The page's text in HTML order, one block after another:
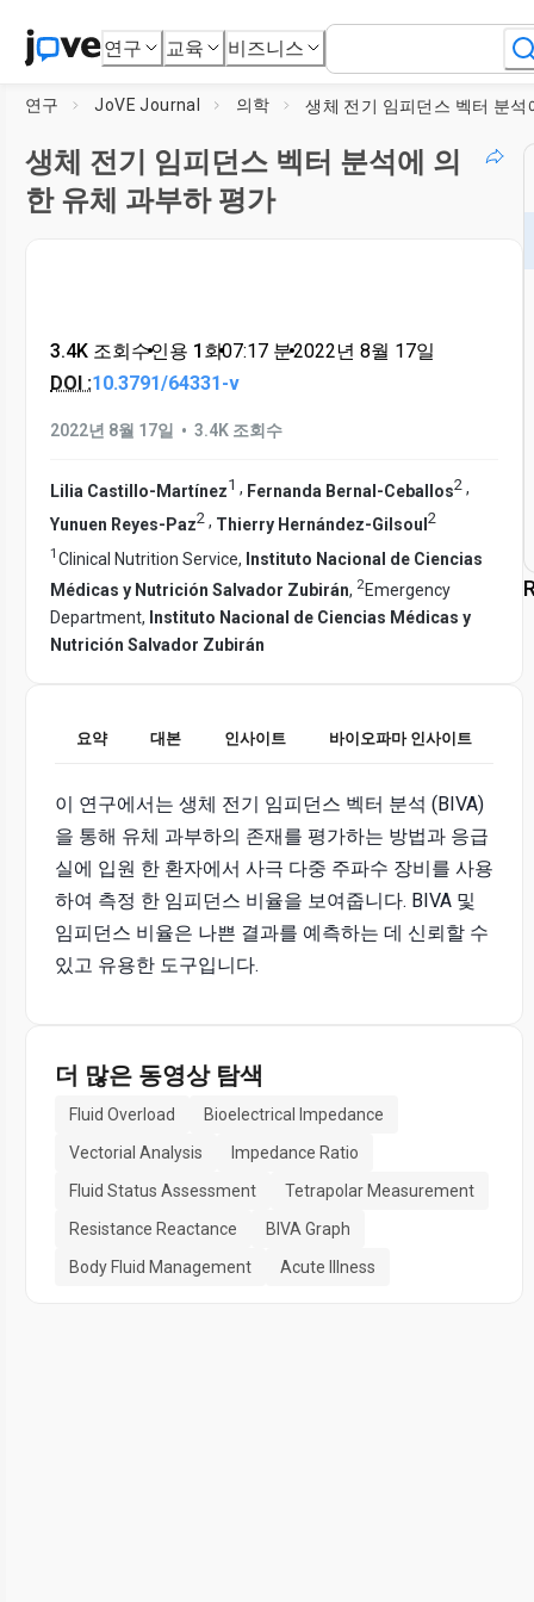
연구 교육 비즈니스
연구 JoVE Journal 의학
생체 전기 임피던스 벡터 분석에 의
한 유체 과부하 평가
3.4K 조회수•인용 1회•07:17 분•2022년 8월 17일
DOI :10.3791/64331-v
2022년 8월 17일 • 3.4K 조회수
Lilia Castillo-Martínez1 , Fernanda Bernal-Ceballos2 ,
Yunuen Reyes-Paz2 , Thierry Hernández-Gilsoul2
1 Clinical Nutrition Service, Instituto Nacional de Ciencias
Médicas y Nutrición Salvador Zubirán, 2Emergency
Department, Instituto Nacional de Ciencias Médicas y
Nutrición Salvador Zubirán
요약 대본 인사이트 바이오파마 인사이트
이 연구에서는 생체 전기 임피던스 벡터 분석 (BIVA)
을 통해 유체 과부하의 존재를 평가하는 방법과 응급
실에 입원 한 환자에서 사극 다중 주파수 장비를 사용
하여 측정 한 임피던스 비율을 보여줍니다. BIVA 및
임피던스 비율은 나쁜 결과를 예측하는 데 신뢰할 수
있고 유용한 도구입니다.
더 많은 동영상 탐색
Fluid Overload
Bioelectrical Impedance
Vectorial Analysis
Impedance Ratio
Fluid Status Assessment
Tetrapolar Measurement
Resistance Reactance
BIVA Graph
Body Fluid Management
Acute Illness